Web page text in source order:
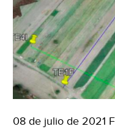
08 de julio de 2021